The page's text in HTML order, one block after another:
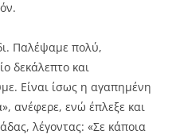
Παλέψαμε πολύ,
δεκάλεπτο και
Είναι ίσως η αγαπημένη
ανέφερε, ενώ έπλεξε και
λέγοντας: «Σε κάποια